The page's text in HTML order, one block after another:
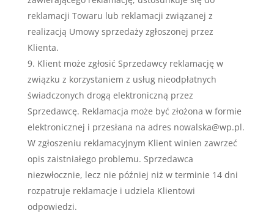
reklamacji Towaru lub reklamacji związanej z
realizacją Umowy sprzedaży zgłoszonej przez
Klienta.
Klient może zgłosić Sprzedawcy reklamację w
związku z korzystaniem z usług nieodpłatnych
świadczonych drogą elektroniczną przez
Sprzedawcę. Reklamacja może być złożona w formie
elektronicznej i przesłana na adres nowalska@wp.pl.
W zgłoszeniu reklamacyjnym Klient winien zawrzeć
opis zaistniałego problemu. Sprzedawca
niezwłocznie, lecz nie później niż w terminie 14 dni
rozpatruje reklamacje i udziela Klientowi
odpowiedzi.